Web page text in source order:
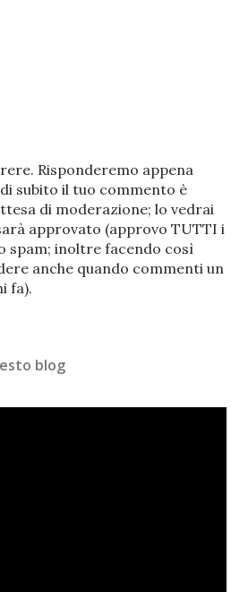
Risponderemo appena
subito il tuo commento è
di moderazione; lo vedrai
approvato (approvo TUTTI i
spam; inoltre facendo così
anche quando commenti un
fa).
blog